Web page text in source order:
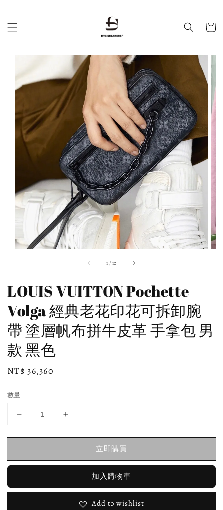
1 / 10
LOUIS VUITTON Pochette
Volga 經典老花印花可拆卸腕
帶 塗層帆布拼牛皮革 手拿包 男
款 黑色
Regular
NT$ 36,360
數量
立即購買
加入購物車
Add to wishlist